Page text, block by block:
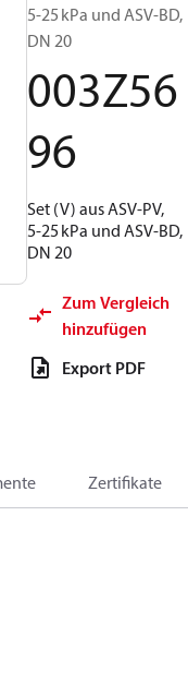
5‑25 kPa und ASV‑BD,
DN 20
003Z56
96
Set (V) aus ASV‑PV,
5‑25 kPa und ASV‑BD,
DN 20
Zum Vergleich
hinzufügen
Export PDF
Zertifikate